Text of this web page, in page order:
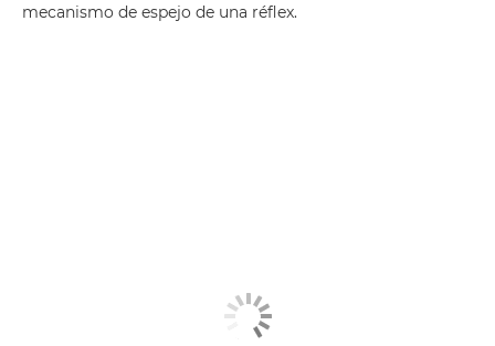
mecanismo de espejo de una réflex.